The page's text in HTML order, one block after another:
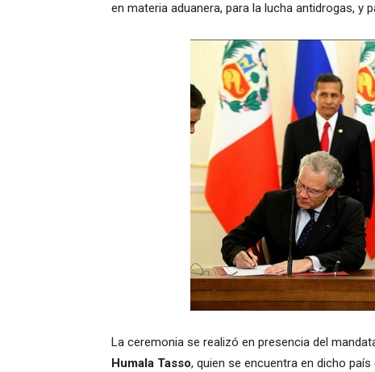
en materia aduanera, para la lucha antidrogas,
La ceremonia se realizó en presencia del
Humala Tasso, quien se encuentra en dicho